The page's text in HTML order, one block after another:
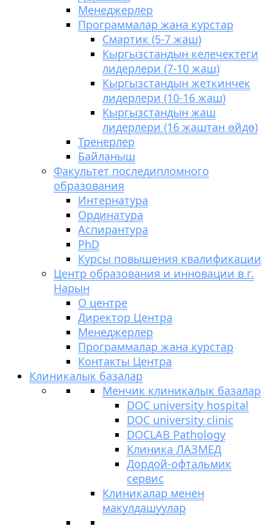
Менеджерлер
Программалар жана курстар
Смартик (5-7 жаш)
Кыргызстандын келечектеги
лидерлери (7-10 жаш)
Кыргызстандын жеткинчек
лидерлери (10-16 жаш)
Кыргызстандын жаш
лидерлери (16 жаштан өйдө)
Тренерлер
Байланыш
Факультет последипломного
образования
Интернатура
Ординатура
Аспирантура
PhD
Курсы повышения квалификации
Центр образования и инновации в г.
Нарын
О центре
Директор Центра
Менеджерлер
Программалар жана курстар
Контакты Центра
Клиникалык базалар
Менчик клиникалык базалар
DOC university hospital
DOC university clinic
DOCLAB Pathology
Клиника ЛАЗМЕД
Дордой-офтальмик
сервис
Клиникалар менен
макулдашуулар